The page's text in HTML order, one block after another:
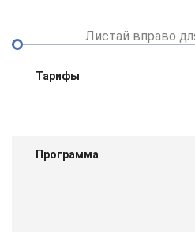
Листай вправо
Тарифы
Программа